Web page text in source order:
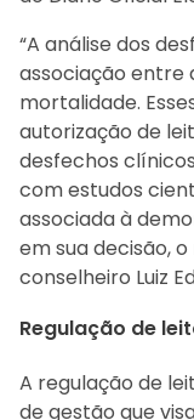
“A análise dos
associação entre
mortalidade.
autorização de
desfechos
com estudos
associada à
em sua decisão,
conselheiro Luiz
Regulação de
A regulação de
de gestão que